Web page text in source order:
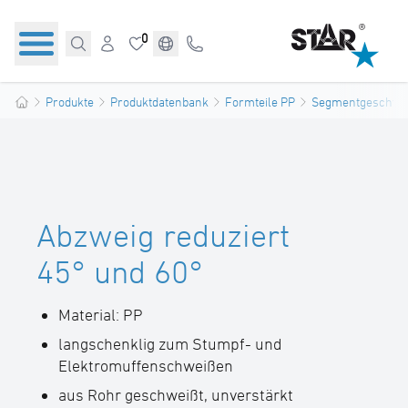
0
Produkte Produktdatenbank Formteile PP
Abzweig reduziert
45° und 60°
Material: PP
langschenklig zum Stumpf- und
Elektromuffenschweißen
aus Rohr geschweißt, unverstärkt